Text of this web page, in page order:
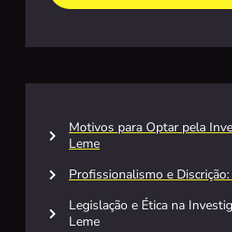
Motivos para Optar pela
Leme
Profissionalismo e
Legislação e Ética na
Leme